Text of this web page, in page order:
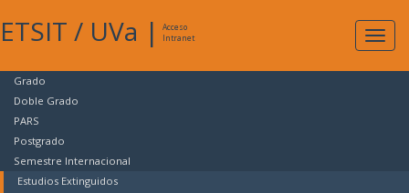
ETSIT / UVa |
Acceso
Intranet
Grado
Doble Grado
PARS
Postgrado
Semestre Internacional
Estudios Extinguidos